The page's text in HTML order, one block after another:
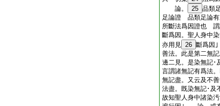
論。
25 品類
足論證 品類足論有
所斷法爲因證也 謂
斷爲因。聖人身中
亦用見 26 斷爲因
善法。此是第二無
邊二見。是染無記･
言謂諸無記有爲法
無記盡。又云及不
法盡。既染無記･及
故知聖人身中諸染